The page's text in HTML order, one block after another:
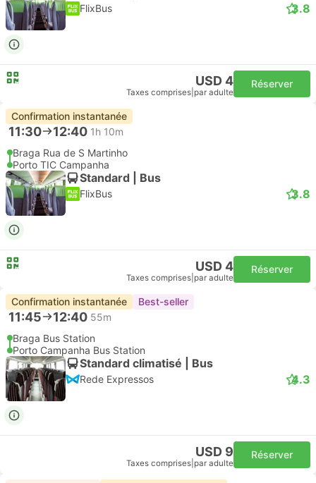
FlixBus 3.8
USD 4
Taxes comprises par adulte
Réserver
Confirmation instantanée
11:30 12:40 1h 10m
Braga Rua de S Martinho
Porto TIC Campanha
Standard | Bus
FlixBus 3.8
USD 4
Taxes comprises par adulte
Réserver
Confirmation instantanée Best-seller
11:45 12:40 55m
Braga Bus Station
Porto Campanha Bus Station
Standard climatisé | Bus
Rede Expressos 4.3
USD 9
Taxes comprises par adulte
Réserver